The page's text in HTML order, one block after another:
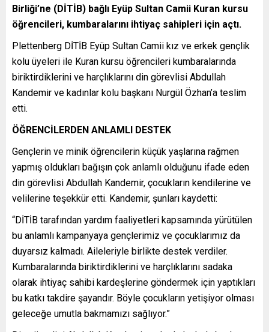
Birliği’ne (DİTİB) bağlı Eyüp Sultan Camii Kuran kursu
öğrencileri, kumbaralarını ihtiyaç sahipleri için açtı.
Plettenberg DİTİB Eyüp Sultan Camii kız ve erkek gençlik
kolu üyeleri ile Kuran kursu öğrencileri kumbaralarında
biriktirdiklerini ve harçlıklarını din görevlisi Abdullah
Kandemir ve kadınlar kolu başkanı Nurgül Özhan’a teslim
etti.
ÖĞRENCİLERDEN ANLAMLI DESTEK
Gençlerin ve minik öğrencilerin küçük yaşlarına rağmen
yapmış oldukları bağışın çok anlamlı olduğunu ifade eden
din görevlisi Abdullah Kandemir, çocukların kendilerine ve
velilerine teşekkür etti. Kandemir, şunları kaydetti:
“DİTİB tarafından yardım faaliyetleri kapsamında yürütülen
bu anlamlı kampanyaya gençlerimiz ve çocuklarımız da
duyarsız kalmadı. Aileleriyle birlikte destek verdiler.
Kumbaralarında biriktirdiklerini ve harçlıklarını sadaka
olarak ihtiyaç sahibi kardeşlerine göndermek için yaptıkları
bu katkı takdire şayandır. Böyle çocukların yetişiyor olması
geleceğe umutla bakmamızı sağlıyor.”